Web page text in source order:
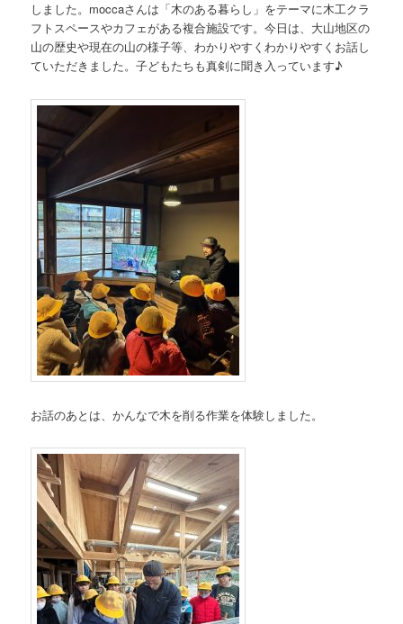
しました。moccaさんは「木のある暮らし」をテーマに木工クラ
フトスペースやカフェがある複合施設です。今日は、大山地区の
山の歴史や現在の山の様子等、わかりやすくわかりやすくお話し
ていただきました。子どもたちも真剣に聞き入っています♪
お話のあとは、かんなで木を削る作業を体験しました。